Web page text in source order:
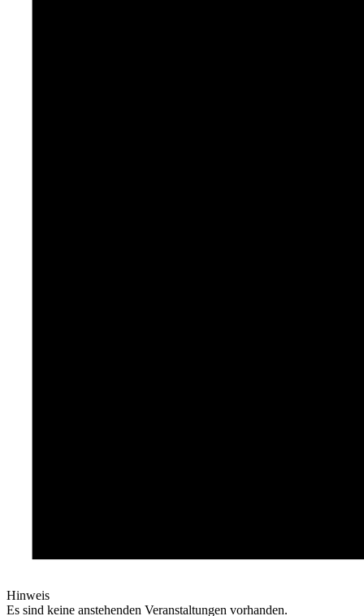
Hinweis
Es sind keine anstehenden Veranstaltungen vorhanden.